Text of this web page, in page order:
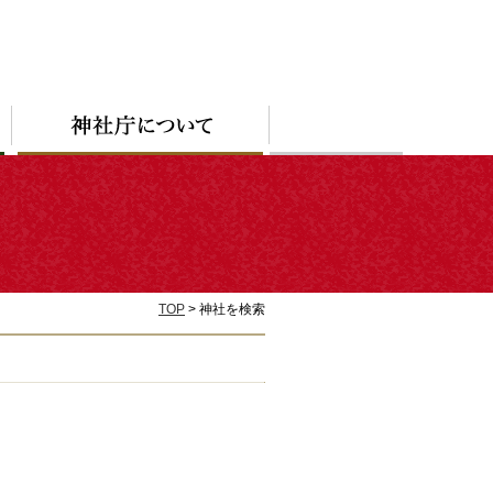
TOP > 神社を検索